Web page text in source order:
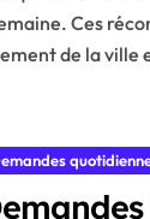
Ces
de la ville